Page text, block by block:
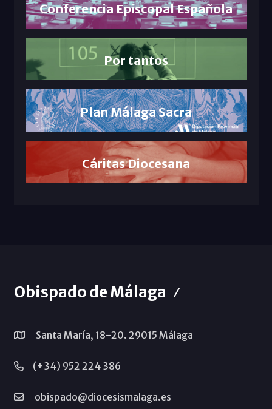
Conferencia Episcopal Española
Por tantos
Plan Málaga Sacra
Cáritas Diocesana
Obispado de Málaga
Santa María, 18-20. 29015 Málaga
(+34) 952 224 386
obispado@diocesismalaga.es